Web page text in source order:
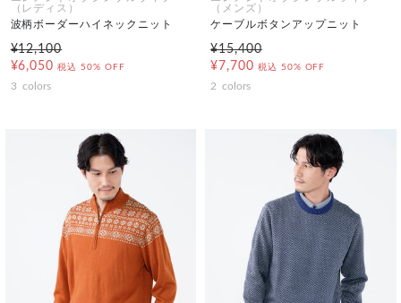
（レディス）
波柄ボーダーハイネックニット
¥12,100
¥6,050 税込 50% OFF
3 colors
（メンズ）
ケーブルボタンアップニット
¥15,400
¥7,700 税込 50% OFF
2 colors